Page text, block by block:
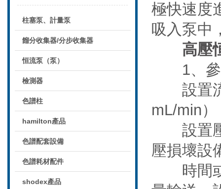
柱塞泵、計量泵
餾分收集器/分步收集器
恒流泵（泵）
檢測器
色譜柱
hamilton產品
色譜配套設備
色譜耗材配件
shodex產品
極快速度
吸入泵中
高壓
1、參
設置流
mL/min
設置壓
壓損壞設
時間或